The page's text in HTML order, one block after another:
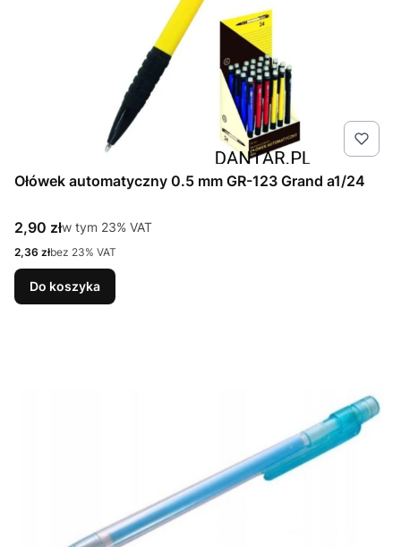
Ołówek automatyczny 0.5 mm GR-123 Grand a1/24
Cena brutto
2,90 złw tym %s VAT
w tym 23% VAT
Cena netto
2,36 złbez 23% VAT
Do koszyka